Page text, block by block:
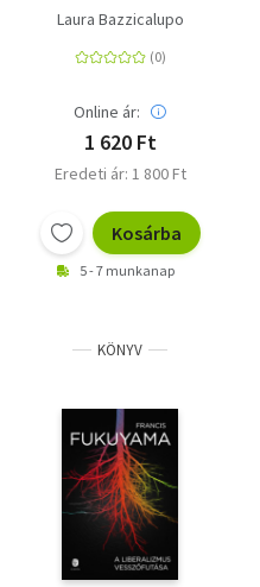
Laura Bazzicalupo
Online ár:
1 620 Ft
Eredeti ár: 1 800 Ft
Kosárba
5 - 7 munkanap
KÖNYV